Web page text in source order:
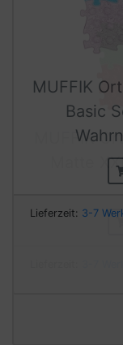
MUFFIK
Basic
Lieferzeit: 3-7